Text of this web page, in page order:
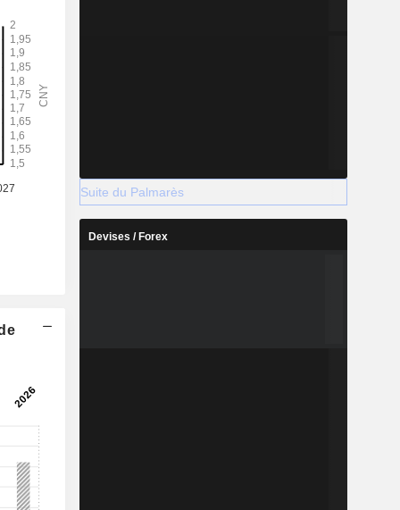
Suite du Palmarès
Devises / Forex